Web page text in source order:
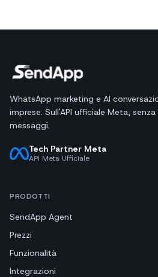
WhatsApp marketing e AI
imprese. Sull'API ufficiale Meta,
messaggi.
Tech Partner Meta
API Meta Ufficiale
PRODOTTI
SendApp Agent
Prezzi
Funzionalità
Integrazioni